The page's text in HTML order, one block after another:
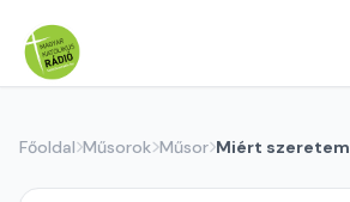
Főoldal Műsorok Műsor Miért